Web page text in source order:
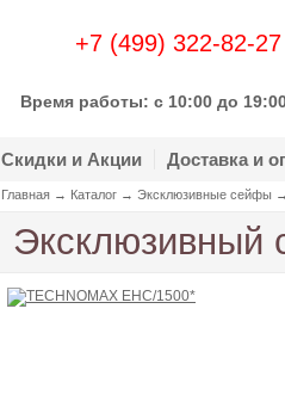
Скидки и Акции Доставка и
Главная → Каталог → Эксклюзивные сейфы
Время работы: c 10:00 до
+7 (499) 322-82-27
Эксклюзивный